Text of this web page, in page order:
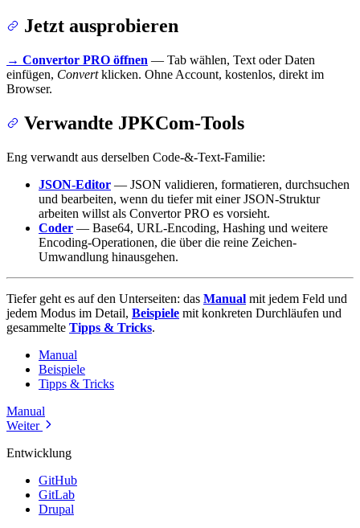
Jetzt ausprobieren
→ Convertor PRO öffnen — Tab wählen, Text oder Daten
einfügen, Convertklicken. Ohne Account, kostenlos, direkt im
Browser.
Verwandte JPKCom-Tools
Eng verwandt aus derselben Code-&-Text-Familie:
JSON-Editor — JSON validieren, formatieren, durchsuchen
und bearbeiten, wenn du tiefer mit einer JSON-Struktur
arbeiten willst als Convertor PRO es vorsieht.
Coder — Base64, URL-Encoding, Hashing und weitere
Encoding-Operationen, die über die reine Zeichen-
Umwandlung hinausgehen.
Tiefer geht es auf den Unterseiten: das Manual mit jedem Feld und
jedem Modus im Detail, Beispiele mit konkreten Durchläufen und
gesammelte Tipps & Tricks.
Manual
Beispiele
Tipps & Tricks
Manual
Weiter
Entwicklung
GitHub
GitLab
Drupal